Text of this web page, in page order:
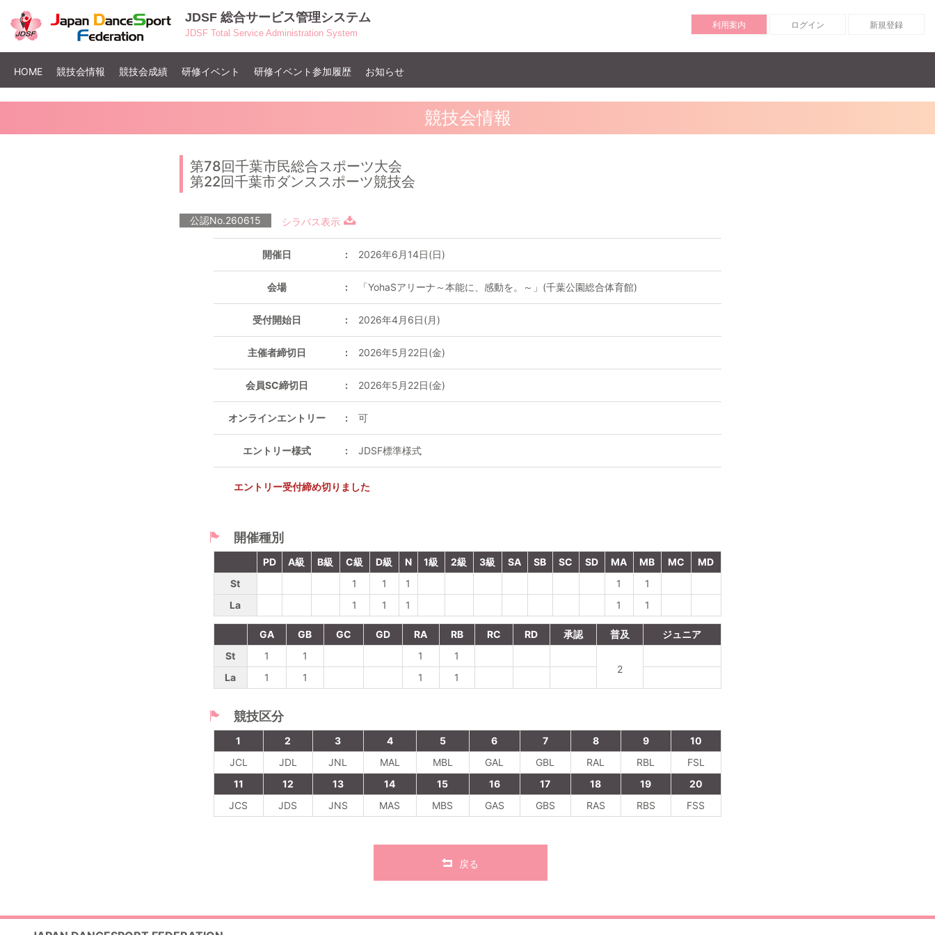
JDSF 総合サービス管理システム
JDSF Total Service Administration System
利用案内 ログイン 新規登録
HOME(current)
競技会情報 競技会成績 研修イベント 研修イベント参加履歴 お知らせ
競技会情報
第78回千葉市民総合スポーツ大会
第22回千葉市ダンススポーツ競技会
公認No.260615 シラバス表示
開催日 2026年6月14日(日)
会場 「YohaSアリーナ～本能に、感動を。～」(千葉公園総合体育館)
受付開始日 2026年4月6日(月)
主催者締切日 2026年5月22日(金)
会員SC締切日 2026年5月22日(金)
オンラインエントリー 可
エントリー様式 JDSF標準様式
エントリー受付締め切りました
開催種別
PD A級 B級 C級 D級 N 1級 2級 3級 SA SB SC SD MA MB MC
MD
St
1 1 1 1
1
La
1 1 1 1 1
GA GB GC GD RA RB RC RD 承認 普及
ジュニア
St
1 1 1
1
2
La 1 1 1 1
競技区分
1 2 3 4 5 6 7 8 9
10
JCL
JDL JNL MAL MBL GAL GBL RAL RBL
FSL
11
12 13 14 15 16 17 18 19
20
JCS
JDS JNS MAS MBS GAS GBS RAS RBS FSS
戻る